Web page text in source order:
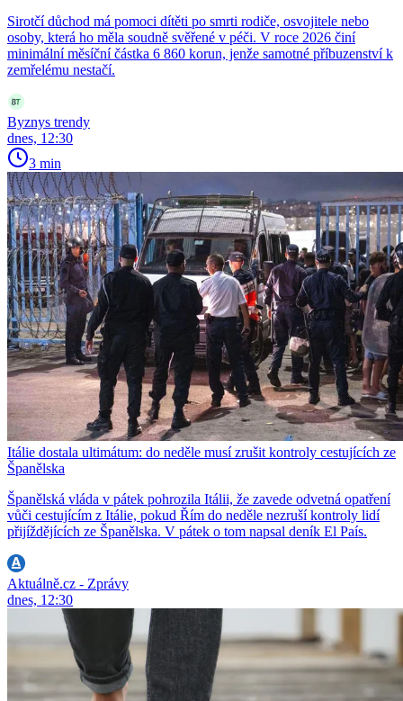
Sirotčí důchod má pomoci dítěti po smrti rodiče, osvojitele nebo
osoby, která ho měla soudně svěřené v péči. V roce 2026 činí
minimální měsíční částka 6 860 korun, jenže samotné příbuzenství k
zemřelému nestačí.
Byznys trendy
dnes, 12:30
3 min
Itálie dostala ultimátum: do neděle musí zrušit kontroly cestujících ze
Španělska
Španělská vláda v pátek pohrozila Itálii, že zavede odvetná opatření
vůči cestujícím z Itálie, pokud Řím do neděle nezruší kontroly lidí
přijíždějících ze Španělska. V pátek o tom napsal deník El País.
Aktuálně.cz - Zprávy
dnes, 12:30